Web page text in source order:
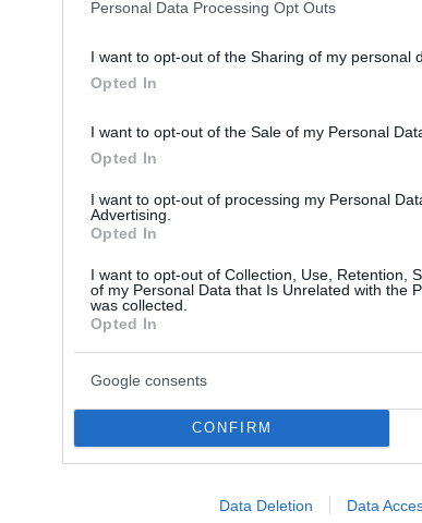
Personal Data Processing Opt Outs
I want to opt-out of the Sharing of my personal
Opted In
I want to opt-out of the Sale of my Personal
Opted In
I want to opt-out of processing my Personal
Advertising.
Opted In
I want to opt-out of Collection, Use, Retention,
of my Personal Data that Is Unrelated with the
was collected.
Opted In
Google consents
CONFIRM
Data Deletion Data